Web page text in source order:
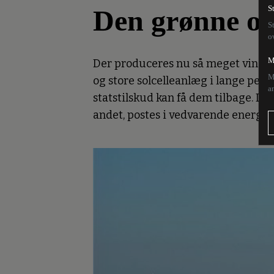
Den grønne
Der produceres nu så meget
og store solcelleanlæg i lange
statstilskud kan få dem tilbage.
andet, postes i vedvarende